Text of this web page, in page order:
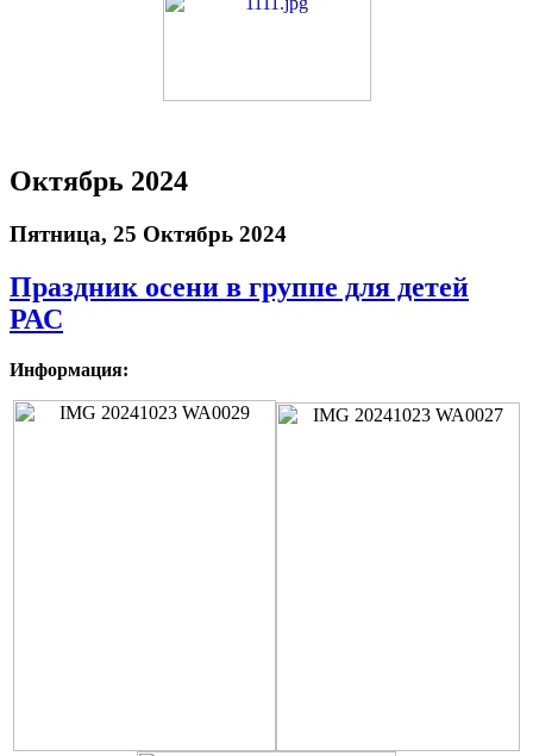
Октябрь 2024
Пятница, 25 Октябрь 2024
Праздник осени в группе для детей
РАС
Информация: